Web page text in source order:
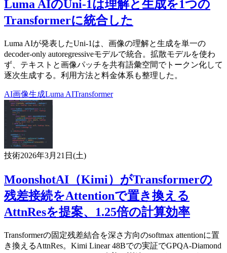
Luma AIのUni-1は理解と生成を1つの
Transformerに統合した
Luma AIが発表したUni-1は、画像の理解と生成を単一の
decoder-only autoregressiveモデルで統合。拡散モデルを使わ
ず、テキストと画像パッチを共有語彙空間でトークン化して
逐次生成する。利用方法と料金体系も整理した。
AI画像生成Luma AITransformer
技術2026年3月21日(土)
MoonshotAI（Kimi）がTransformerの
残差接続をAttentionで置き換える
AttnResを提案、1.25倍の計算効率
Transformerの固定残差結合を深さ方向のsoftmax attentionに置
き換えるAttnRes。Kimi Linear 48Bでの実証でGPQA-Diamond